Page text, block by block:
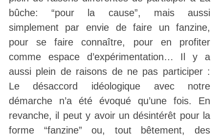
bûche: “pour la cause”, mais aussi
simplement par envie de faire un fanzine,
pour se faire connaître, pour en profiter
comme espace d’expérimentation… Il y a
aussi plein de raisons de ne pas participer :
Le désaccord idéologique avec notre
démarche n’a été évoqué qu’une fois. En
revanche, il peut y avoir un désintérêt pour la
forme “fanzine” ou, tout bêtement, des